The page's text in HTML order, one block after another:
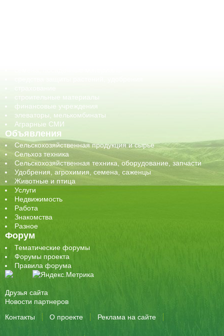
строительные материалы
финансовые учреждения
элеваторы, мелькомбинаты
Аграрные СМИ
Объявления
Сельскохозяйственная продукция и сырье
Сельхоз техника
Сельскохозяйственная техника, оборудование, запчасти
Удобрения, агрохимия, семена, саженцы
Животные и птица
Услуги
Недвижимость
Работа
Знакомства
Разное
Форум
Тематические форумы
Форумы проекта
Правила форума
Друзья сайта
Новости партнеров
Контакты
О проекте Реклама на сайте